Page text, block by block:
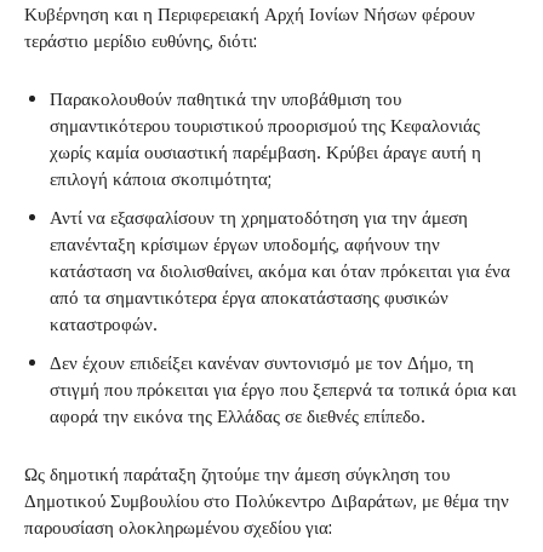
Κυβέρνηση και η Περιφερειακή Αρχή Ιονίων Νήσων φέρουν
τεράστιο μερίδιο ευθύνης, διότι:
Παρακολουθούν παθητικά την υποβάθμιση του
σημαντικότερου τουριστικού προορισμού της Κεφαλονιάς
χωρίς καμία ουσιαστική παρέμβαση. Κρύβει άραγε αυτή η
επιλογή κάποια σκοπιμότητα;
Αντί να εξασφαλίσουν τη χρηματοδότηση για την άμεση
επανένταξη κρίσιμων έργων υποδομής, αφήνουν την
κατάσταση να διολισθαίνει, ακόμα και όταν πρόκειται για ένα
από τα σημαντικότερα έργα αποκατάστασης φυσικών
καταστροφών.
Δεν έχουν επιδείξει κανέναν συντονισμό με τον Δήμο, τη
στιγμή που πρόκειται για έργο που ξεπερνά τα τοπικά όρια και
αφορά την εικόνα της Ελλάδας σε διεθνές επίπεδο.
Ως δημοτική παράταξη ζητούμε την άμεση σύγκληση του
Δημοτικού Συμβουλίου στο Πολύκεντρο Διβαράτων, με θέμα την
παρουσίαση ολοκληρωμένου σχεδίου για: